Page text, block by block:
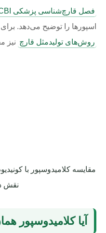
فصل قارچ‌شناسی پزشکی NCBI
اسپورها را توضیح می‌دهد.
روش‌های تولیدمثل قارچ نیز
مقایسه کلامیدوسپور با
نقش
آیا کلامیدوسپور